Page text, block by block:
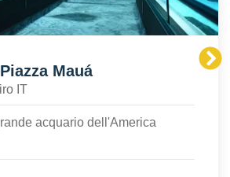
Mauá
IT
acquario dell'America